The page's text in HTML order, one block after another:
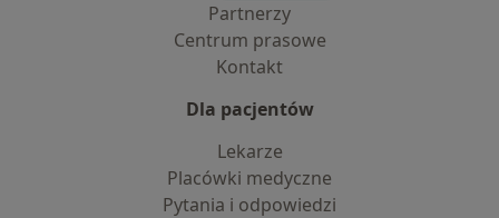
Partnerzy
Centrum prasowe
Kontakt
Dla pacjentów
Lekarze
Placówki medyczne
Pytania i odpowiedzi